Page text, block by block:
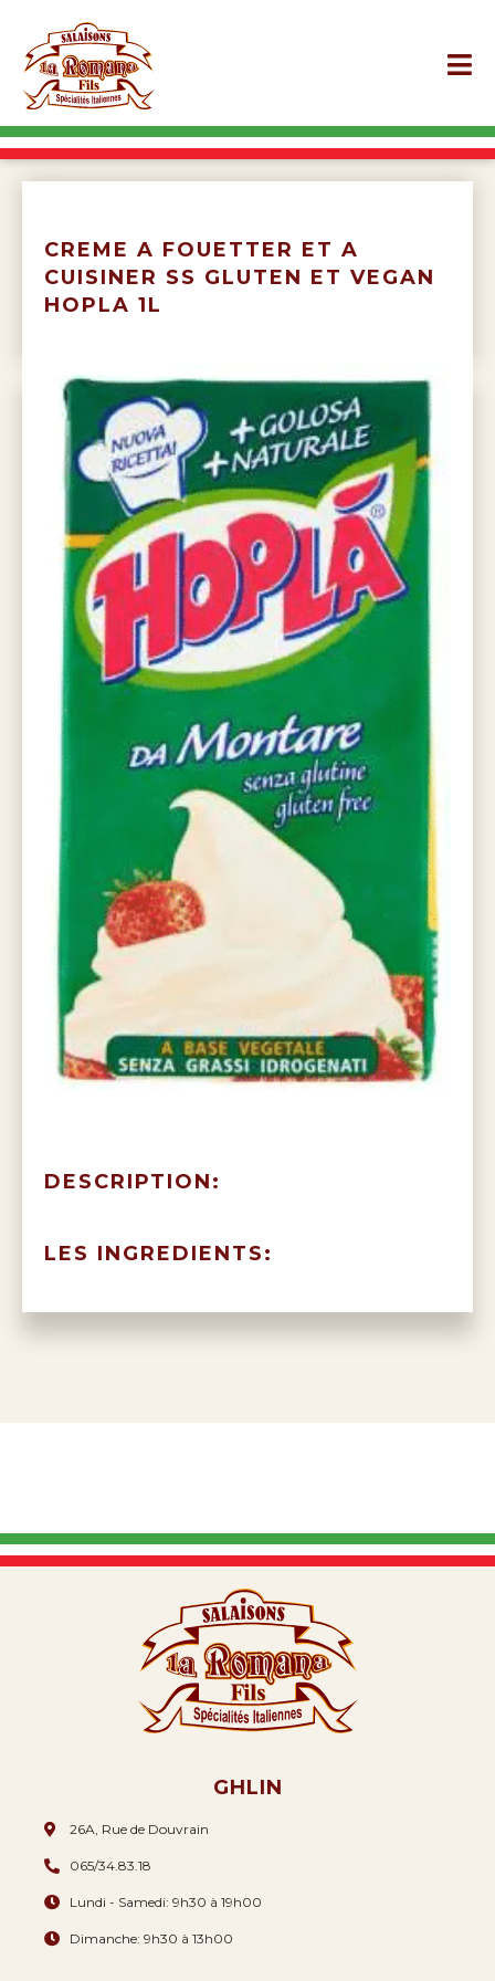
CREME A FOUETTER ET A
CUISINER SS GLUTEN ET VEGAN
HOPLA 1L
DESCRIPTION:
LES INGREDIENTS:
GHLIN
26A, Rue de Douvrain
065/34.83.18
Lundi - Samedi: 9h30 à 19h00
Dimanche: 9h30 à 13h00